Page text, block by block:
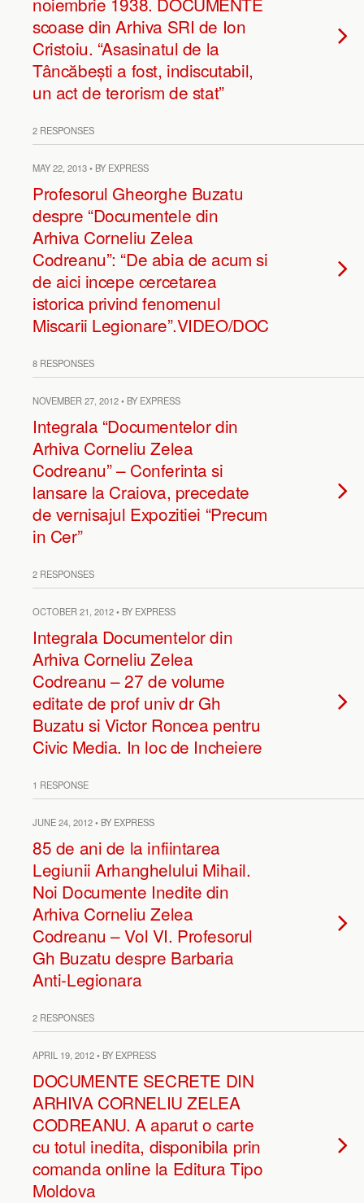
scoase din Arhiva SRI de Ion
Cristoiu. “Asasinatul de la
Tâncăbești a fost, indiscutabil,
un act de terorism de stat”
2 RESPONSES
MAY 22, 2013 • BY EXPRESS
Profesorul Gheorghe Buzatu
despre “Documentele din
Arhiva Corneliu Zelea
Codreanu”: “De abia de acum si
de aici incepe cercetarea
istorica privind fenomenul
Miscarii Legionare”.VIDEO/DOC
8 RESPONSES
NOVEMBER 27, 2012 • BY EXPRESS
Integrala “Documentelor din
Arhiva Corneliu Zelea
Codreanu” – Conferinta si
lansare la Craiova, precedate
de vernisajul Expozitiei “Precum
in Cer”
2 RESPONSES
OCTOBER 21, 2012 • BY EXPRESS
Integrala Documentelor din
Arhiva Corneliu Zelea
Codreanu – 27 de volume
editate de prof univ dr Gh
Buzatu si Victor Roncea pentru
Civic Media. In loc de Incheiere
1 RESPONSE
JUNE 24, 2012 • BY EXPRESS
85 de ani de la infiintarea
Legiunii Arhanghelului Mihail.
Noi Documente Inedite din
Arhiva Corneliu Zelea
Codreanu – Vol VI. Profesorul
Gh Buzatu despre Barbaria
Anti-Legionara
2 RESPONSES
APRIL 19, 2012 • BY EXPRESS
DOCUMENTE SECRETE DIN
ARHIVA CORNELIU ZELEA
CODREANU. A aparut o carte
cu totul inedita, disponibila prin
comanda online la Editura Tipo
Moldova